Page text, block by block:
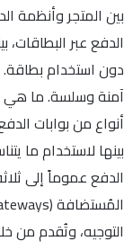
بين المتجر وأنظمة
الدفع عبر
دون استخدام
آمنة وسلسة. ما هي
أنواع من بوابات
بينها لاستخدام ما
الدفع عموماً إلى
التوجيه، وتُقدم من